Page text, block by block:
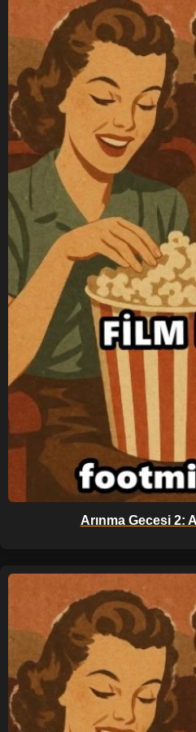
Arınma Gecesi 2: